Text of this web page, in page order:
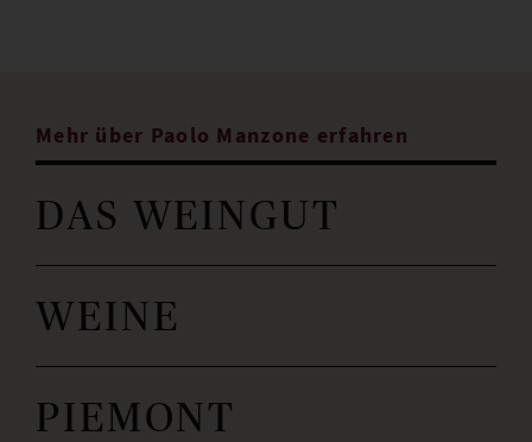
Mehr über Paolo Manzone erfahren
DAS WEINGUT
WEINE
PIEMONT